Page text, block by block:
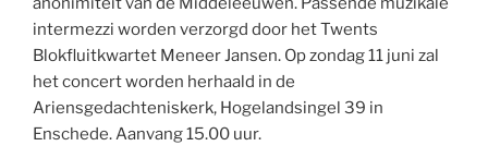
intermezzi worden verzorgd door het Twents
Blokfluitkwartet Meneer Jansen. Op zondag 11 juni zal
het concert worden herhaald in de
Ariensgedachteniskerk, Hogelandsingel 39 in
Enschede. Aanvang 15.00 uur.